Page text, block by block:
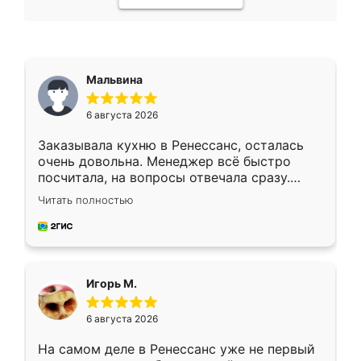
Мальвина
6 августа 2026
Заказывала кухню в Ренессанс, осталась
очень довольна. Менеджер всё быстро
посчитала, на вопросы отвечала сразу.
Замерщик приехал в субботу, подошёл к
делу со всей ответственностью. Собрали
за день, ребята работали аккуратно, даже
Читать полностью
Игорь М.
6 августа 2026
На самом деле в Ренессанс уже не первый